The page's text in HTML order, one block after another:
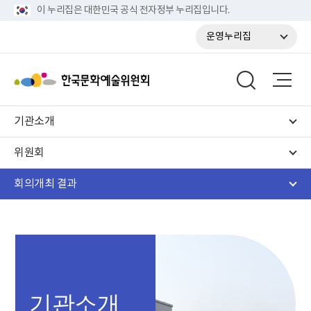
이 누리집은 대한민국 공식 전자정부 누리집입니다.
운영누리집
기관소개
위원회
회의개최 결과
기관소개